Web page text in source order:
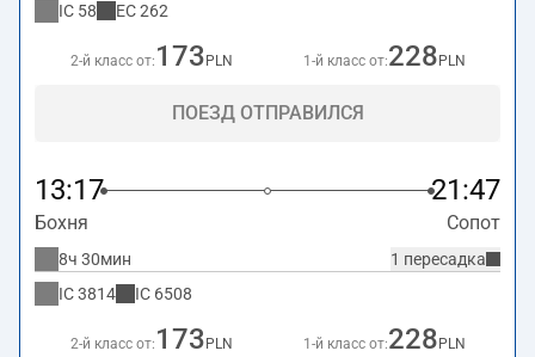
IC 58 EC262
2-й класс от: 173 PLN 1-й класс от:228 PLN
ПОЕЗД ОТПРАВИЛСЯ
13:17 21:47
Бохня Сопот
1 пересадка
8ч 30мин
IC3814 IC 6508
2-й класс от: 173 PLN 1-й класс от:228 PLN